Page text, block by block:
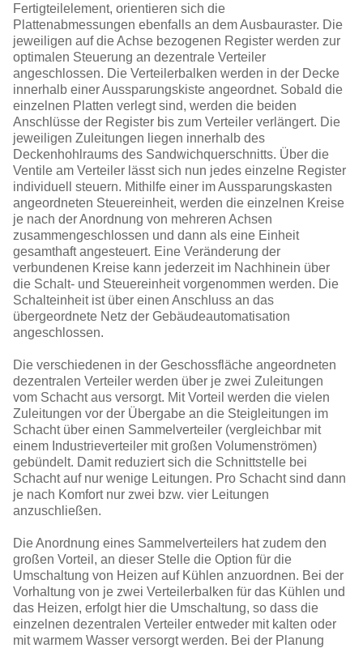
Fertigteilelement, orientieren sich die
Plattenabmessungen ebenfalls an dem Ausbauraster. Die
jeweiligen auf die Achse bezogenen Register werden zur
optimalen Steuerung an dezentrale Verteiler
angeschlossen. Die Verteilerbalken werden in der Decke
innerhalb einer Aussparungskiste angeordnet. Sobald die
einzelnen Platten verlegt sind, werden die beiden
Anschlüsse der Register bis zum Verteiler verlängert. Die
jeweiligen Zuleitungen liegen innerhalb des
Deckenhohlraums des Sandwichquerschnitts. Über die
Ventile am Verteiler lässt sich nun jedes einzelne Register
individuell steuern. Mithilfe einer im Aussparungskasten
angeordneten Steuereinheit, werden die einzelnen Kreise
je nach der Anordnung von mehreren Achsen
zusammengeschlossen und dann als eine Einheit
gesamthaft angesteuert. Eine Veränderung der
verbundenen Kreise kann jederzeit im Nachhinein über
die Schalt- und Steuereinheit vorgenommen werden. Die
Schalteinheit ist über einen Anschluss an das
übergeordnete Netz der Gebäudeautomatisation
angeschlossen.
Die verschiedenen in der Geschossfläche angeordneten
dezentralen Verteiler werden über je zwei Zuleitungen
vom Schacht aus versorgt. Mit Vorteil werden die vielen
Zuleitungen vor der Übergabe an die Steigleitungen im
Schacht über einen Sammelverteiler (vergleichbar mit
einem Industrieverteiler mit großen Volumenströmen)
gebündelt. Damit reduziert sich die Schnittstelle bei
Schacht auf nur wenige Leitungen. Pro Schacht sind dann
je nach Komfort nur zwei bzw. vier Leitungen
anzuschließen.
Die Anordnung eines Sammelverteilers hat zudem den
großen Vorteil, an dieser Stelle die Option für die
Umschaltung von Heizen auf Kühlen anzuordnen. Bei der
Vorhaltung von je zwei Verteilerbalken für das Kühlen und
das Heizen, erfolgt hier die Umschaltung, so dass die
einzelnen dezentralen Verteiler entweder mit kalten oder
mit warmem Wasser versorgt werden. Bei der Planung